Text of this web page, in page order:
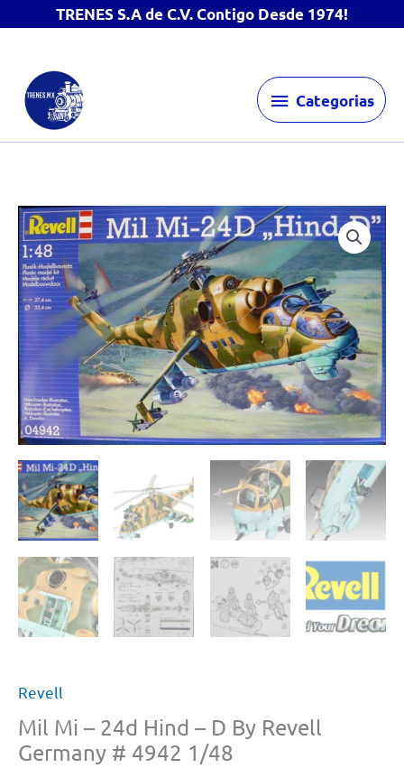
TRENES S.A de C.V. Contigo Desde 1974!
contenido
Categorias
Categorias
Revell
Mil Mi – 24d Hind – D By Revell
Germany # 4942 1/48